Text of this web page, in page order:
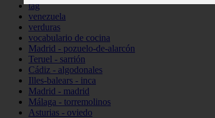
tag
venezuela
verduras
vocabulario de cocina
Madrid - pozuelo-de-alarcón
Teruel - sarrión
Cádiz - algodonales
Illes-balears - inca
Madrid - madrid
Málaga - torremolinos
Asturias - oviedo